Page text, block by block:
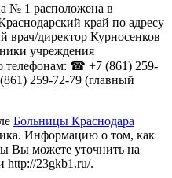
№ 1 расположена в
край по адресу
врач/директор Курносенков
учреждения
телефонам: ☎ +7 (861) 259-
259-72-79 (главный
Больницы Краснодара
Информацию о том, как
Вы можете уточнить на
http://23gkb1.ru/.